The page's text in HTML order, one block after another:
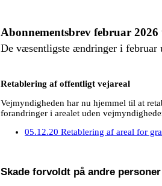
Abonnementsbrev februar 2026
De væsentligste ændringer i februar
Retablering af offentligt vejareal
Vejmyndigheden har nu hjemmel til at
forandringer i arealet uden
05.12.20 Retablering af areal for
Skade forvoldt på andre